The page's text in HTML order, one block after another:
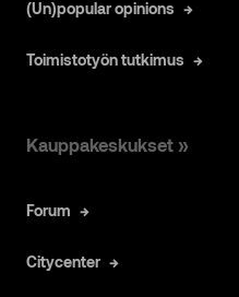
(Un)popular opinions
Toimistotyön tutkimus
Kauppakeskukset »
Forum
Citycenter